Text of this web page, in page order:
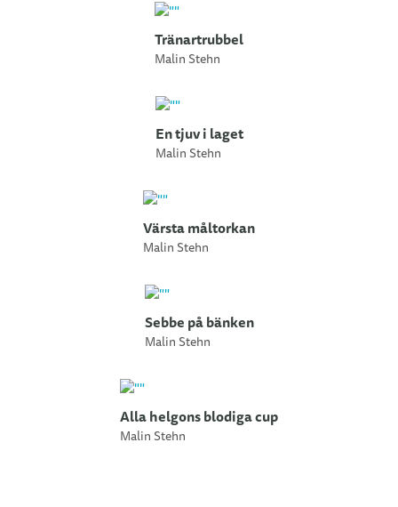
Tränartrubbel
Malin Stehn
En tjuv i laget
Malin Stehn
Värsta måltorkan
Malin Stehn
Sebbe på bänken
Malin Stehn
Alla helgons blodiga cup
Malin Stehn